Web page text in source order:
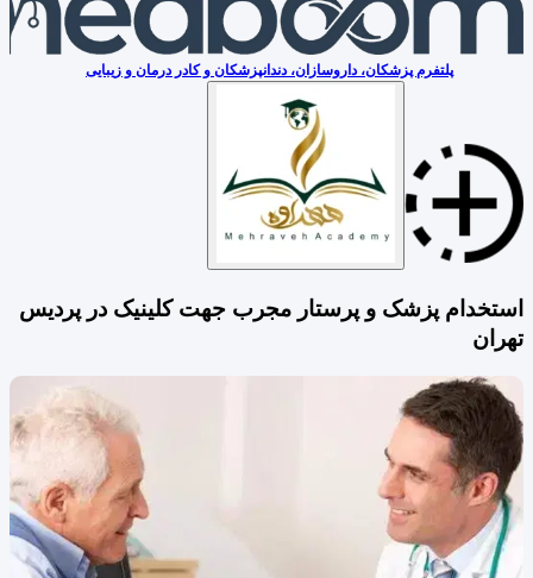
پلتفرم پزشکان، داروسازان، دندانپزشکان و کادر درمان و زیبایی
استخدام پزشک و پرستار مجرب جهت کلینیک در پردیس
تهران